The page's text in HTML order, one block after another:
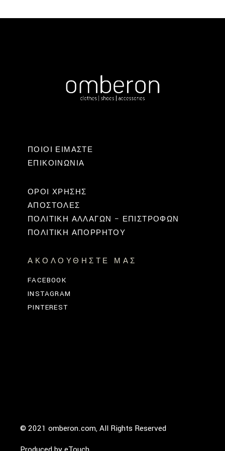
ΠΟΙΟΙ ΕΙΜΑΣΤΕ
ΕΠΙΚΟΙΝΩΝΊΑ
ΟΡΟΙ ΧΡΗΣΗΣ
ΑΠΟΣΤΟΛΕΣ
ΠΟΛΙΤΙΚΉ ΑΛΛΑΓΏΝ – ΕΠΙΣΤΡΟΦΏΝ
ΠΟΛΙΤΙΚΗ ΑΠΟΡΡΗΤΟΥ
ΑΚΟΛΟΥΘΉΣΤΕ ΜΑΣ
FACEBOOK
INSTAGRAM
PINTEREST
© 2021 omberon.com, All Rights Reserved